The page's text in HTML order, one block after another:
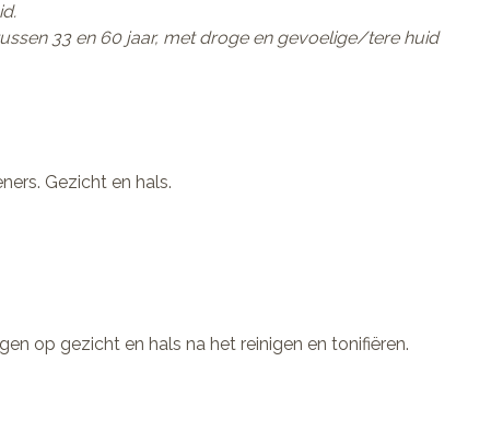
33 en 60 jaar, met droge en gevoelige/tere huid
Gezicht en hals.
op gezicht en hals na het reinigen en tonifiëren.